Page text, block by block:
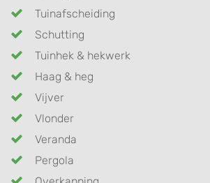
Tuinafscheiding
Schutting
Tuinhek & hekwerk
Haag & heg
Vijver
Vlonder
Veranda
Pergola